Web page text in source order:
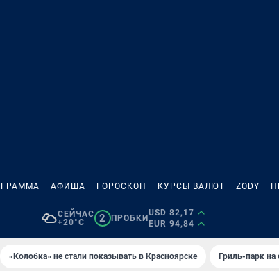
АФИША ГОРОСКОП КУРСЫ ВАЛЮТ ZODY
СЕЙЧАС
+20°C
2 ПРОБКИ
USD 82,17
EUR 94,84
«Колобка» не стали показывать в Красноярске Гриль-парк на